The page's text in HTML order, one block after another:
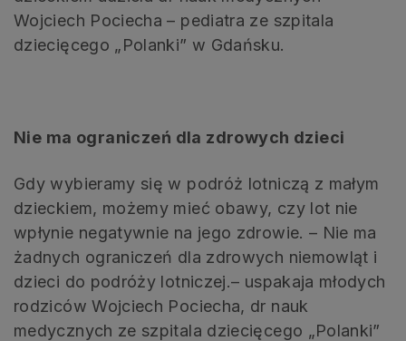
Wojciech Pociecha – pediatra ze szpitala
dziecięcego „Polanki” w Gdańsku.
Nie ma ograniczeń dla zdrowych dzieci
Gdy wybieramy się w podróż lotniczą z małym
dzieckiem, możemy mieć obawy, czy lot nie
wpłynie negatywnie na jego zdrowie. – Nie ma
żadnych ograniczeń dla zdrowych niemowląt i
dzieci do podróży lotniczej.– uspakaja młodych
rodziców Wojciech Pociecha, dr nauk
medycznych ze szpitala dziecięcego „Polanki”